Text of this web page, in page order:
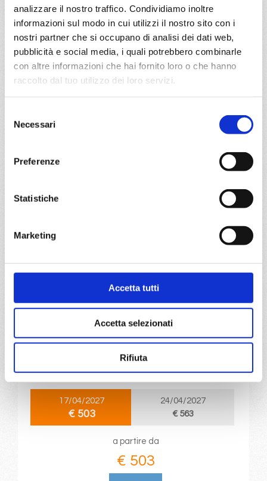
analizzare il nostro traffico. Condividiamo inoltre
informazioni sul modo in cui utilizzi il nostro sito con i
nostri partner che si occupano di analisi dei dati web,
pubblicità e social media, i quali potrebbero combinarle
con altre informazioni che hai fornito loro o che hanno
raccolto dal tuo utilizzo dei loro servizi.
delNecessari
Preferenze
Statistiche
Marketing
Accetta tutti
Accetta selezionati
Rifiuta
€ 503
Mediterraneo8 giorni
da Genova con MSC Musica
Genova, Civitavecchia, Palermo, Ibiza, Valencia, Marsiglia,
DETTAGLI
Mediterraneo8 giorni
daValenciaconMSC Orchestra
Valencia, La Spezia, Civitavecchia, Genova, Marsiglia,
Tarragona, Valencia
17/04/2027
€ 503
24/04/2027
€ 563
a partire da
€ 503